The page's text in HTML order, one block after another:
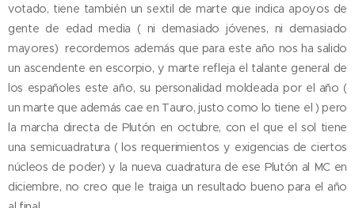
votado, tiene también un sextil de marte que indica apoyos de
gente de edad media ( ni demasiado jóvenes, ni demasiado
mayores) recordemos además que para este año nos ha salido
un ascendente en escorpio, y marte refleja el talante general de
los españoles este año, su personalidad moldeada por el año (
un marte que además cae en Tauro, justo como lo tiene el ) pero
la marcha directa de Plutón en octubre, con el que el sol tiene
una semicuadratura ( los requerimientos y exigencias de ciertos
núcleos de poder) y la nueva cuadratura de ese Plutón al MC en
diciembre, no creo que le traiga un resultado bueno para el año